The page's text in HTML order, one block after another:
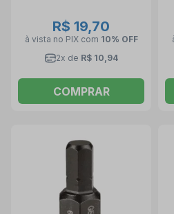
R$ 19,70
à vista no PIX com 10% OFF
2x de R$ 10,94
COMPRAR